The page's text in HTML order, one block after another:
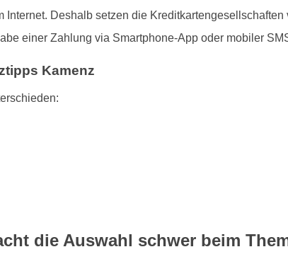
Deshalb setzen die
einer Zahlung via Smartphone-App oder mobiler
Kamenz
die Auswahl schwer beim